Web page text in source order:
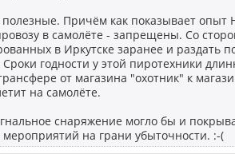
Причём как показывает опыт
в самолёте - запрещены. Со
в Иркутске заранее и раздать
годности у этой пиротехники
от магазина "охотник" к
на самолёте.
снаряжение могло бы и
на грани убыточности. :-(